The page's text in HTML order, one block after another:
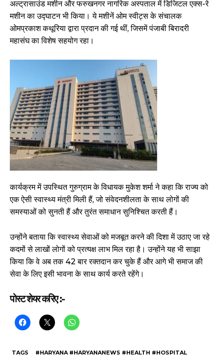
अल्ट्रासाउंड मशीन और फरुखनगर नागरिक अस्पताल में डिजिटल एक्स-रे
मशीन का उद्घाटन भी किया। ये मशीनें ओम स्वीट्स के संचालक
ओमप्रकाश कथूरिया द्वारा प्रदान की गई थीं, जिसमें पंजाबी बिरादरी
महासंघ का विशेष सहयोग रहा।
कार्यक्रम में उपस्थित गुरुग्राम के विधायक मुकेश शर्मा ने कहा कि राज्य को
एक ऐसी स्वास्थ्य मंत्री मिली हैं, जो संवेदनशीलता के साथ लोगों की
समस्याओं को सुनती हैं और तुरंत समाधान सुनिश्चित करती हैं।
उन्होंने बताया कि स्वास्थ्य सेवाओं को मजबूत करने की दिशा में उठाए जा रहे
कदमों से लाखों लोगों को प्रत्यक्ष लाभ मिल रहा है। उन्होंने यह भी साझा
किया कि वे अब तक 42 बार रक्तदान कर चुके हैं और आगे भी समाज की
सेवा के लिए इसी भावना के साथ कार्य करते रहेंगे।
पोस्ट शेयर करिए :-
TAGS #HARYANA #HARYANANEWS #HEALTH #HOSPITAL